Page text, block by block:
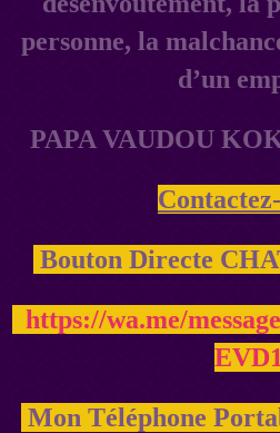
personne, la
d’un
PAPA VAUDOU
Bouton Directe
https://wa.me/
EVD1
Mon Téléphone